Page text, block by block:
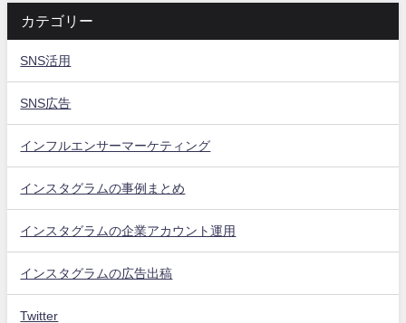
カテゴリー
SNS活用
SNS広告
インフルエンサーマーケティング
インスタグラムの事例まとめ
インスタグラムの企業アカウント運用
インスタグラムの広告出稿
Twitter